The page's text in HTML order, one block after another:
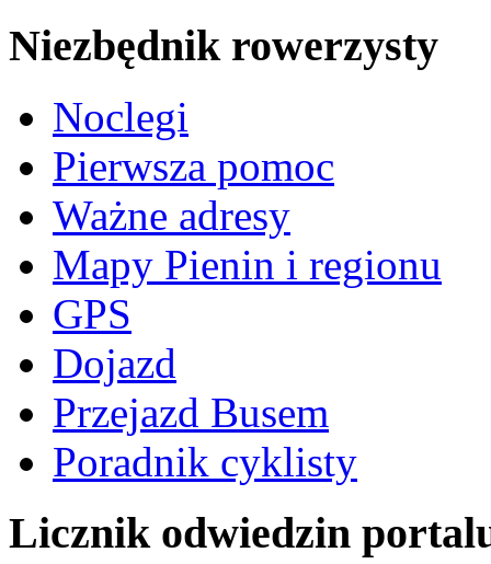
Niezbędnik rowerzysty
Noclegi
Pierwsza pomoc
Ważne adresy
Mapy Pienin i regionu
GPS
Dojazd
Przejazd Busem
Poradnik cyklisty
Licznik odwiedzin